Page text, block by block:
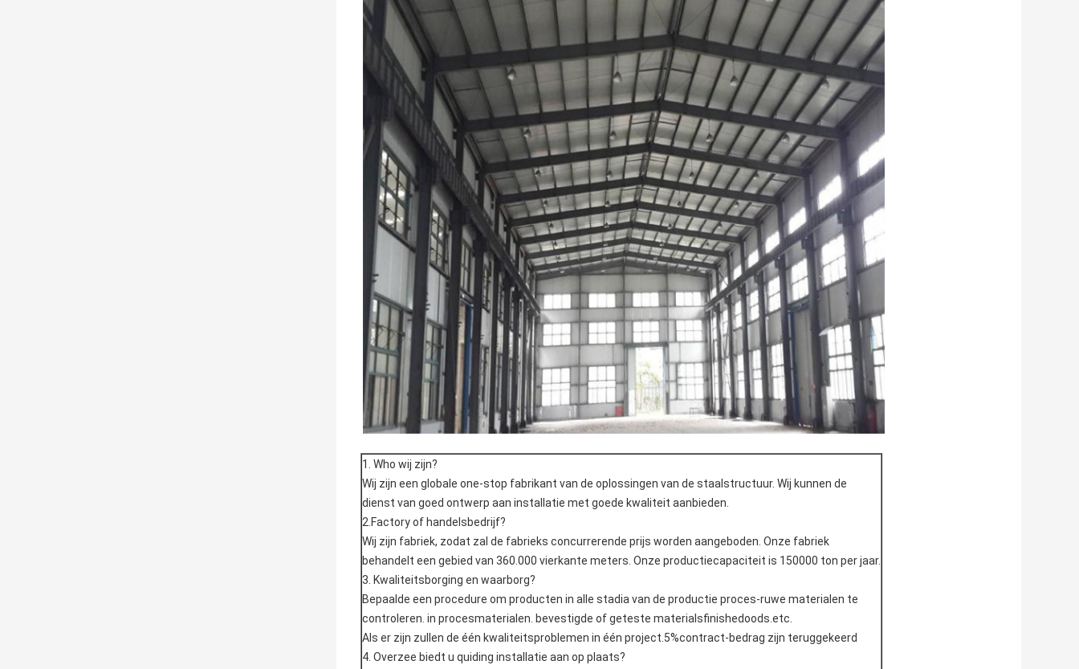
1. Who wij zijn?
Wij zijn een globale one-stop fabrikant van de oplossingen van de staalstructuur. Wij kunnen de
dienst van goed ontwerp aan installatie met goede kwaliteit aanbieden.
2.Factory of handelsbedrijf?
Wij zijn fabriek, zodat zal de fabrieks concurrerende prijs worden aangeboden. Onze fabriek
behandelt een gebied van 360.000 vierkante meters. Onze productiecapaciteit is 150000 ton per jaar.
3. Kwaliteitsborging en waarborg?
Bepaalde een procedure om producten in alle stadia van de productie proces-ruwe materialen te
controleren. in procesmaterialen. bevestigde of geteste materialsfinishedoods.etc.
Als er zijn zullen de één kwaliteitsproblemen in één project.5%contract-bedrag zijn teruggekeerd
4. Overzee biedt u quiding installatie aan op plaats?